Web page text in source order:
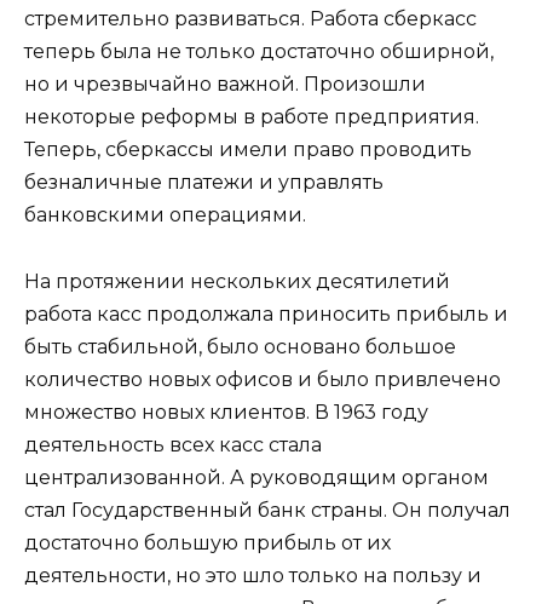
стремительно развиваться. Работа сберкасс
теперь была не только достаточно обширной,
но и чрезвычайно важной. Произошли
некоторые реформы в работе предприятия.
Теперь, сберкассы имели право проводить
безналичные платежи и управлять
банковскими операциями.
На протяжении нескольких десятилетий
работа касс продолжала приносить прибыль и
быть стабильной, было основано большое
количество новых офисов и было привлечено
множество новых клиентов. В 1963 году
деятельность всех касс стала
централизованной. А руководящим органом
стал Государственный банк страны. Он получал
достаточно большую прибыль от их
деятельности, но это шло только на пользу и